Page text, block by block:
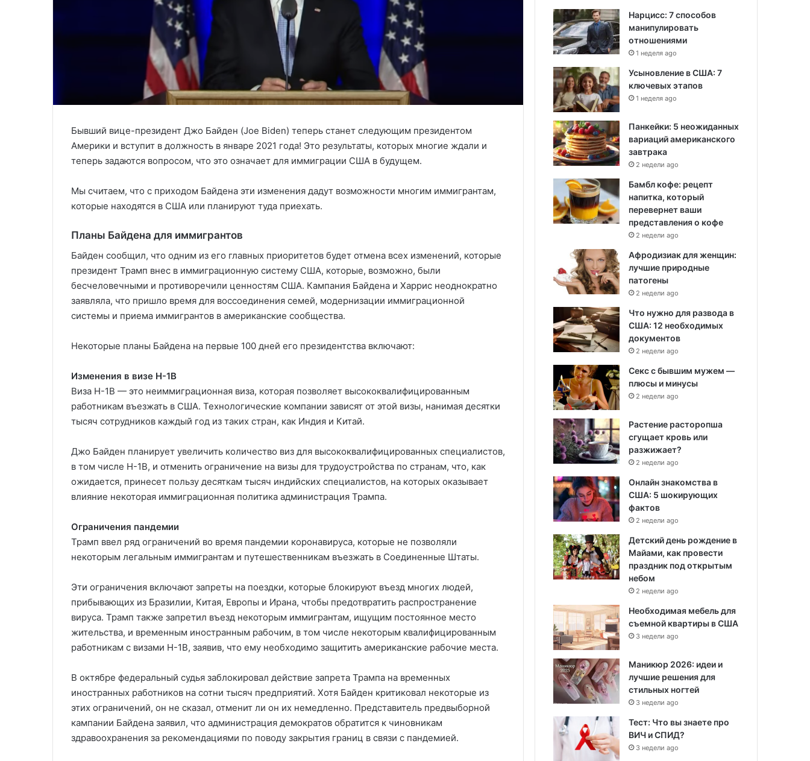
Бывший вице-президент Джо Байден (Joe Biden) теперь станет следующим президентом
Америки и вступит в должность в январе 2021 года! Это результаты, которых многие ждали и
теперь задаются вопросом, что это означает для иммиграции США в будущем.
Мы считаем, что с приходом Байдена эти изменения дадут возможности многим иммигрантам,
которые находятся в США или планируют туда приехать.
Планы Байдена для иммигрантов
Байден сообщил, что одним из его главных приоритетов будет отмена всех изменений, которые
президент Трамп внес в иммиграционную систему США, которые, возможно, были
бесчеловечными и противоречили ценностям США. Кампания Байдена и Харрис неоднократно
заявляла, что пришло время для воссоединения семей, модернизации иммиграционной
системы и приема иммигрантов в американские сообщества.
Некоторые планы Байдена на первые 100 дней его президентства включают:
Изменения в визе H-1B
Виза H-1B — это неиммиграционная виза, которая позволяет высококвалифицированным
работникам въезжать в США. Технологические компании зависят от этой визы, нанимая десятки
тысяч сотрудников каждый год из таких стран, как Индия и Китай.
Джо Байден планирует увеличить количество виз для высококвалифицированных специалистов,
в том числе H-1B, и отменить ограничение на визы для трудоустройства по странам, что, как
ожидается, принесет пользу десяткам тысяч индийских специалистов, на которых оказывает
влияние некоторая иммиграционная политика администрация Трампа.
Ограничения пандемии
Трамп ввел ряд ограничений во время пандемии коронавируса, которые не позволяли
некоторым легальным иммигрантам и путешественникам въезжать в Соединенные Штаты.
Эти ограничения включают запреты на поездки, которые блокируют въезд многих людей,
прибывающих из Бразилии, Китая, Европы и Ирана, чтобы предотвратить распространение
вируса. Трамп также запретил въезд некоторым иммигрантам, ищущим постоянное место
жительства, и временным иностранным рабочим, в том числе некоторым квалифицированным
работникам с визами H-1B, заявив, что ему необходимо защитить американские рабочие места.
В октябре федеральный судья заблокировал действие запрета Трампа на временных
иностранных работников на сотни тысяч предприятий. Хотя Байден критиковал некоторые из
этих ограничений, он не сказал, отменит ли он их немедленно. Представитель предвыборной
кампании Байдена заявил, что администрация демократов обратится к чиновникам
здравоохранения за рекомендациями по поводу закрытия границ в связи с пандемией.
Нарцисс: 7 способов
манипулировать
отношениями
1 неделя ago
Усыновление в США: 7
ключевых этапов
1 неделя ago
Панкейки: 5 неожиданных
вариаций американского
завтрака
2 недели ago
Бамбл кофе: рецепт
напитка, который
перевернет ваши
представления о кофе
2 недели ago
Афродизиак для женщин:
лучшие природные
патогены
2 недели ago
Что нужно для развода в
США: 12 необходимых
документов
2 недели ago
Секс с бывшим мужем —
плюсы и минусы
2 недели ago
Растение расторопша
сгущает кровь или
разжижает?
2 недели ago
Онлайн знакомства в
США: 5 шокирующих
фактов
2 недели ago
Детский день рождение в
Майами, как провести
праздник под открытым
небом
2 недели ago
Необходимая мебель для
съемной квартиры в США
3 недели ago
Маникюр 2026: идеи и
лучшие решения для
стильных ногтей
3 недели ago
Тест: Что вы знаете про
ВИЧ и СПИД?
3 недели ago